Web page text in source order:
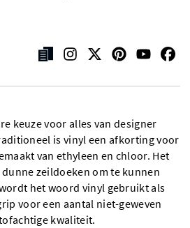
keuze voor alles van designer
is vinyl een afkorting voor
van ethyleen en chloor. Het
zeildoeken om te kunnen
het woord vinyl gebruikt als
voor een aantal niet-geweven
kwaliteit.